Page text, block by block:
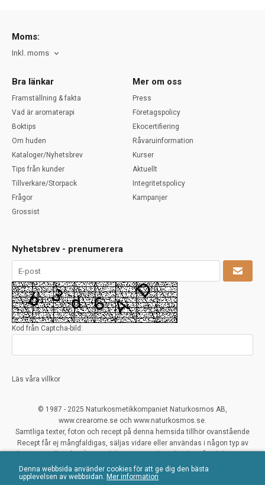
Denna webbsida använder cookies för att ge dig den bästa
upplevelsen av webbsidan.Mer information
Moms:
Inkl. moms
Bra länkar
Framställning & fakta
Vad är aromaterapi
Boktips
Om huden
Kataloger/Nyhetsbrev
Tips från kunder
Tillverkare/Storpack
Frågor
Grossist
Mer om oss
Press
Företagspolicy
Ekocertifiering
Råvaruinformation
Kurser
Aktuellt
Integritetspolicy
Kampanjer
Nyhetsbrev - prenumerera
Kod från Captcha-bild:
Läs våra villkor
© 1987 - 2025 Naturkosmetikkompaniet Naturkosmos AB,
www.crearome.se och www.naturkosmos.se.
Samtliga texter, foton och recept på denna hemsida tillhör ovanstående
Recept får ej mångfaldigas, säljas vidare eller användas i någon typ av
All Rights Reserved